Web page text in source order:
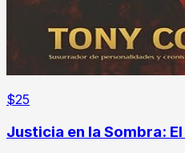
$25
Justicia en la Sombra: